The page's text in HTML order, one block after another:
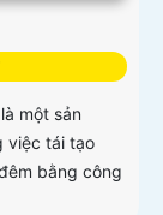
một sản
việc tái tạo
bằng công